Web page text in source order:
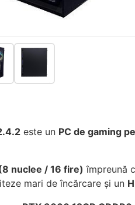
este un PC de gaming
nuclee / 16 fire) împreună
mari de încărcare și un